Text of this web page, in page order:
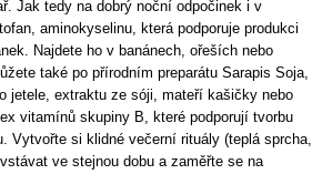
Jak tedy na dobrý noční odpočinek i v
aminokyselinu, která podporuje produkci
Najdete ho v banánech, ořeších nebo
také po přírodním preparátu Sarapis Soja,
jetele, extraktu ze sóji, mateří kašičky nebo
vitamínů skupiny B, které podporují tvorbu
Vytvořte si klidné večerní rituály (teplá sprcha,
ve stejnou dobu a zaměřte se na